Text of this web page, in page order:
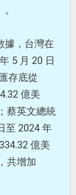
據，台灣在
5 月 20 日
存底從
億美
蔡英文總統
至 2024 年
億美
共增加